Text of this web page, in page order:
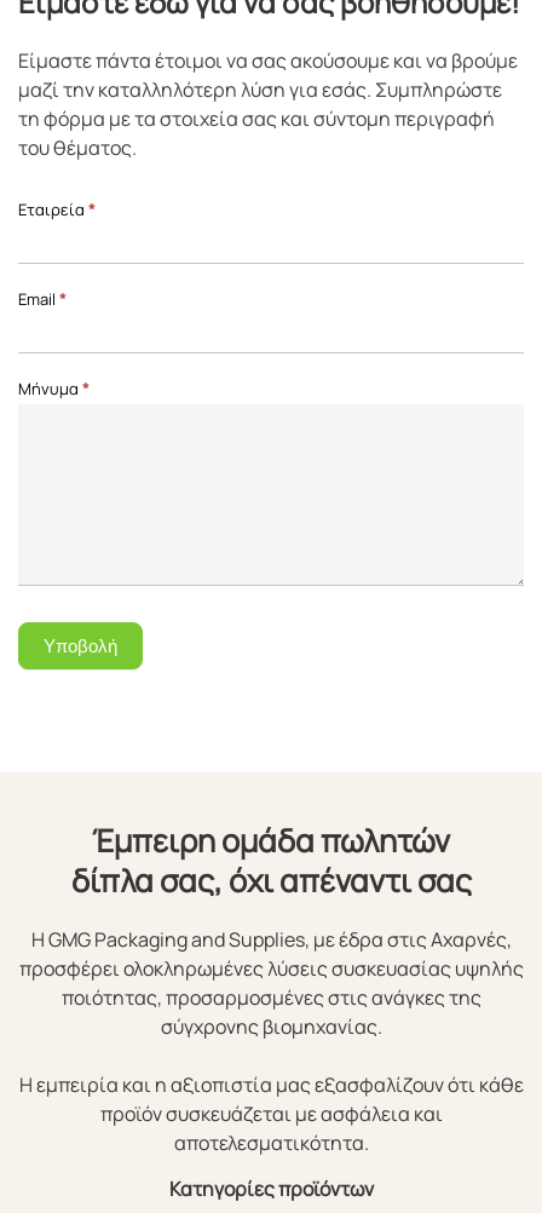
Είμαστε πάντα έτοιμοι να σας ακούσουμε και να βρούμε
μαζί την καταλληλότερη λύση για εσάς. Συμπληρώστε
τη φόρμα με τα στοιχεία σας και σύντομη περιγραφή
του θέματος.
Επικοινωνία
Page
Εταιρεία *
Email *
Μήνυμα *
Υποβολή
Έμπειρη ομάδα πωλητών
δίπλα σας, όχι απέναντι σας
Η GMG Packaging and Supplies, με έδρα στις Αχαρνές,
προσφέρει ολοκληρωμένες λύσεις συσκευασίας υψηλής
ποιότητας, προσαρμοσμένες στις ανάγκες της
σύγχρονης βιομηχανίας.
Η εμπειρία και η αξιοπιστία μας εξασφαλίζουν ότι κάθε
προϊόν συσκευάζεται με ασφάλεια και
αποτελεσματικότητα.
Κατηγορίες προϊόντων